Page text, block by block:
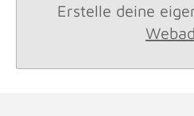
Erstelle deine